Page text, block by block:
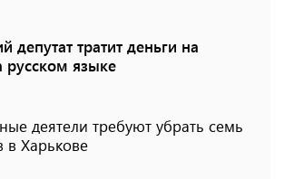
депутат тратит деньги на
русском языке
деятели требуют убрать семь
в Харькове